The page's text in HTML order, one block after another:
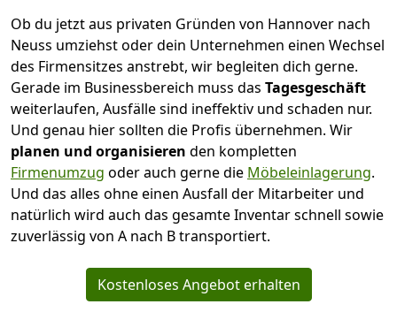
Ob du jetzt aus privaten Gründen von Hannover nach
Neuss umziehst oder dein Unternehmen einen Wechsel
des Firmensitzes anstrebt, wir begleiten dich gerne.
Gerade im Businessbereich muss das Tagesgeschäft
weiterlaufen, Ausfälle sind ineffektiv und schaden nur.
Und genau hier sollten die Profis übernehmen. Wir
planen und organisieren den kompletten
Firmenumzug oder auch gerne die Möbeleinlagerung.
Und das alles ohne einen Ausfall der Mitarbeiter und
natürlich wird auch das gesamte Inventar schnell sowie
zuverlässig von A nach B transportiert.
Kostenloses Angebot erhalten